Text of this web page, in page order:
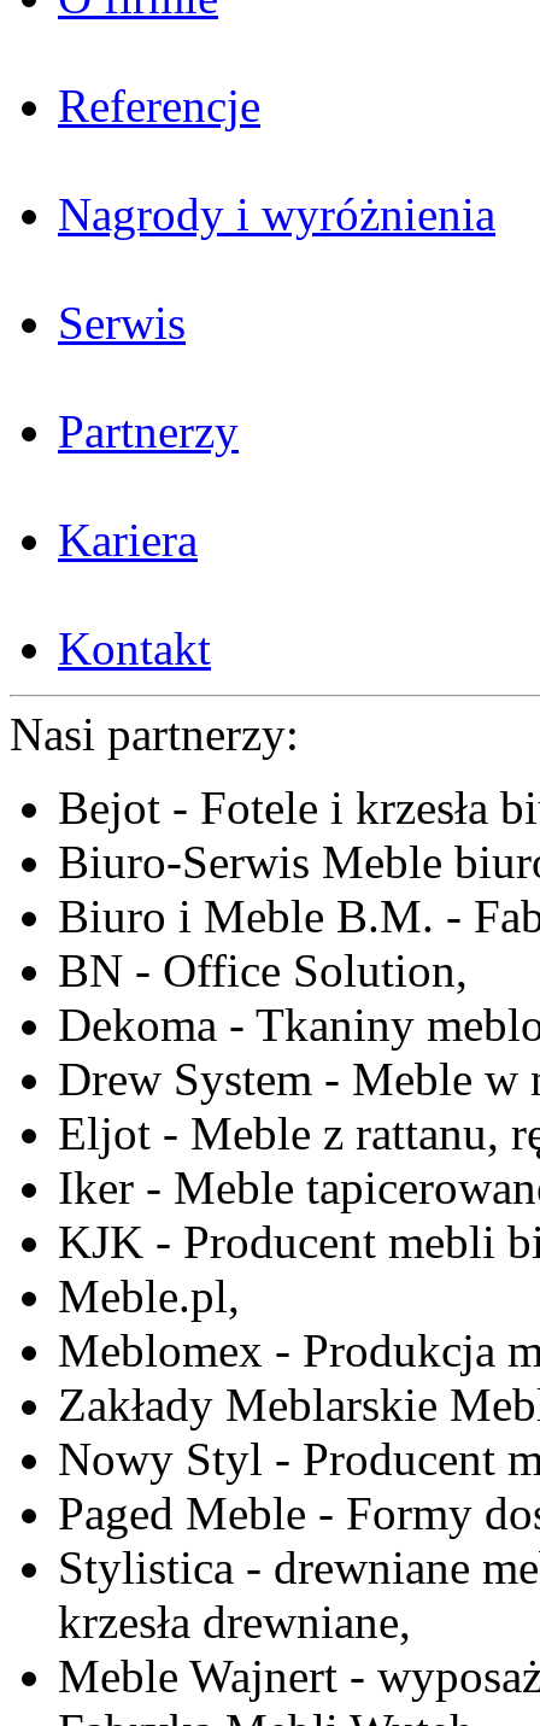
Referencje
Nagrody i wyróżnienia
Serwis
Partnerzy
Kariera
Kontakt
Nasi partnerzy:
Bejot - Fotele i krzesła
Biuro-Serwis Meble
Biuro i Meble B.M. -
BN - Office Solution,
Dekoma - Tkaniny
Drew System - Meble w
Eljot - Meble z rattanu,
Iker - Meble
KJK - Producent mebli
Meble.pl,
Meblomex - Produkcja
Zakłady Meblarskie
Nowy Styl - Producent
Paged Meble - Formy
Stylistica - drewniane
krzesła drewniane,
Meble Wajnert -